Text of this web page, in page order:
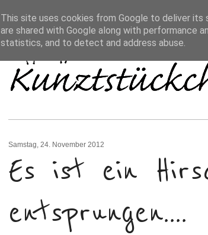
Samstag, 24. November 2012
Es ist ein
entsprungen....
This site uses cookies from Google to deliver its
are shared with Google along with performance
statistics, and to detect and address abuse.